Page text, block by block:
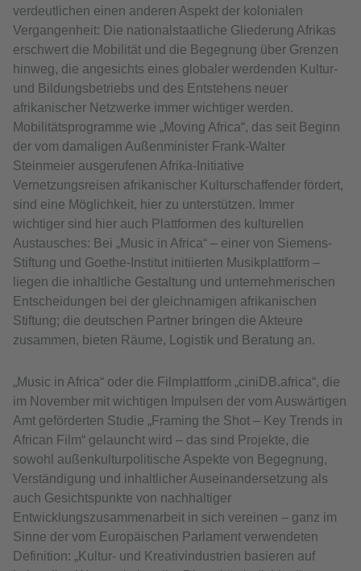
verdeutlichen einen anderen Aspekt der kolonialen
Vergangenheit: Die nationalstaatliche Gliederung Afrikas
erschwert die Mobilität und die Begegnung über Grenzen
hinweg, die angesichts eines globaler werdenden Kultur-
und Bildungsbetriebs und des Entstehens neuer
afrikanischer Netzwerke immer wichtiger werden.
Mobilitätsprogramme wie „Moving Africa“, das seit Beginn
der vom damaligen Außenminister Frank-Walter
Steinmeier ausgerufenen Afrika-Initiative
Vernetzungsreisen afrikanischer Kulturschaffender fördert,
sind eine Möglichkeit, hier zu unterstützen. Immer
wichtiger sind hier auch Plattformen des kulturellen
Austausches: Bei „Music in Africa“ – einer von Siemens-
Stiftung und Goethe-Institut initiierten Musikplattform –
liegen die inhaltliche Gestaltung und unternehmerischen
Entscheidungen bei der gleichnamigen afrikanischen
Stiftung; die deutschen Partner bringen die Akteure
zusammen, bieten Räume, Logistik und Beratung an.
„Music in Africa“ oder die Filmplattform „ciniDB.africa“, die
im November mit wichtigen Impulsen der vom Auswärtigen
Amt geförderten Studie „Framing the Shot – Key Trends in
African Film“ gelauncht wird – das sind Projekte, die
sowohl außenkulturpolitische Aspekte von Begegnung,
Verständigung und inhaltlicher Auseinandersetzung als
auch Gesichtspunkte von nachhaltiger
Entwicklungszusammenarbeit in sich vereinen – ganz im
Sinne der vom Europäischen Parlament verwendeten
Definition: „Kultur- und Kreativindustrien basieren auf